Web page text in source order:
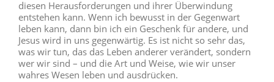
diesen Herausforderungen und ihrer Überwindung
entstehen kann. Wenn ich bewusst in der Gegenwart
leben kann, dann bin ich ein Geschenk für andere, und
Jesus wird in uns gegenwärtig. Es ist nicht so sehr das,
was wir tun, das das Leben anderer verändert, sondern
wer wir sind – und die Art und Weise, wie wir unser
wahres Wesen leben und ausdrücken.